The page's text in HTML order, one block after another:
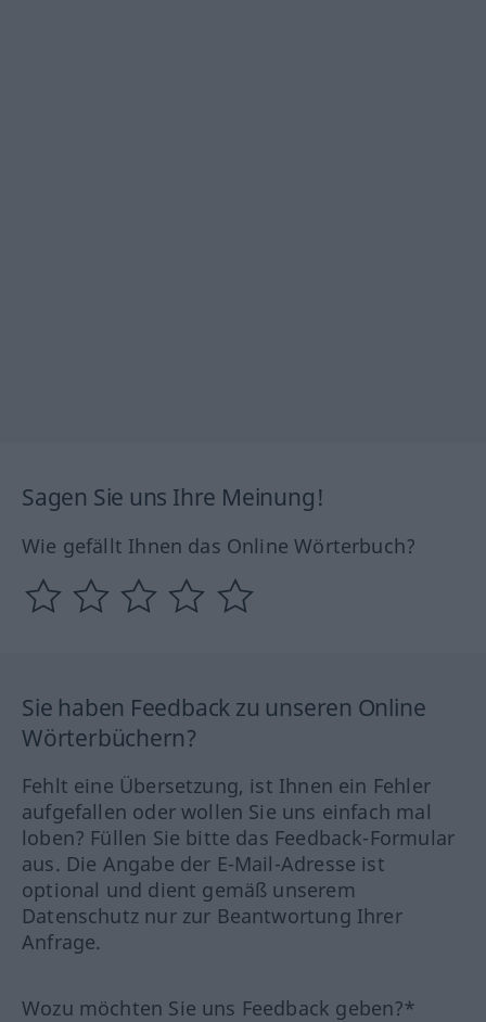
Sagen Sie uns Ihre Meinung!
Wie gefällt Ihnen das Online Wörterbuch?
Sie haben Feedback zu unseren Online
Wörterbüchern?
Fehlt eine Übersetzung, ist Ihnen ein Fehler
aufgefallen oder wollen Sie uns einfach mal
loben? Füllen Sie bitte das Feedback-Formular
aus. Die Angabe der E-Mail-Adresse ist
optional und dient gemäß unserem
Datenschutz nur zur Beantwortung Ihrer
Anfrage.
Wozu möchten Sie uns Feedback geben?*